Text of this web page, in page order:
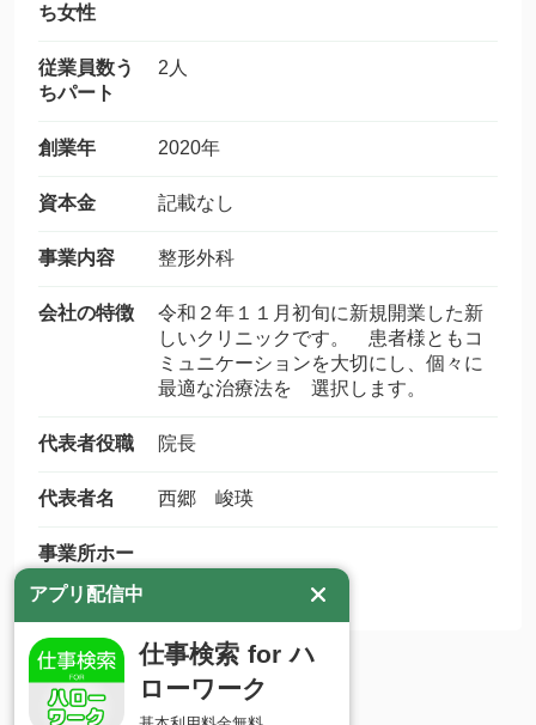
ち女性
従業員数う
ちパート
2人
創業年 2020年
資本金 記載なし
事業内容 整形外科
会社の特徴
令和２年１１月初旬に新規開業した新
しいクリニックです。 患者様ともコ
ミュニケーションを大切にし、個々に
最適な治療法を 選択します。
代表者役職 院長
代表者名 西郷 峻瑛
事業所ホー
アプリ配信中
仕事検索 for ハ
ローワーク